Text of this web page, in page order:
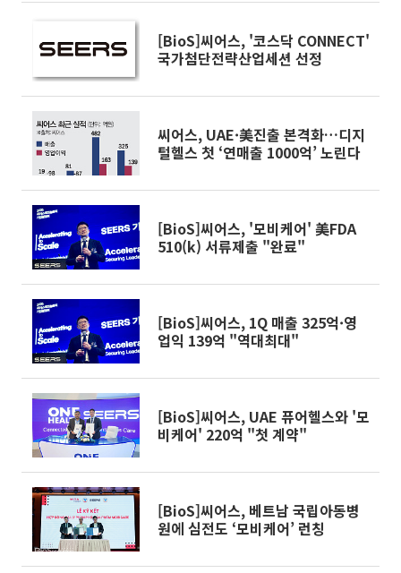
[BioS]씨어스, '코스닥 CONNECT'
국가첨단전략산업세션 선정
씨어스, UAE·美진출 본격화…디지
털헬스 첫 ‘연매출 1000억’ 노린다
[BioS]씨어스, '모비케어' 美FDA
510(k) 서류제출 "완료"
[BioS]씨어스, 1Q 매출 325억·영
업익 139억 "역대최대"
[BioS]씨어스, UAE 퓨어헬스와 '모
비케어' 220억 "첫 계약"
[BioS]씨어스, 베트남 국립아동병
원에 심전도 ‘모비케어’ 런칭